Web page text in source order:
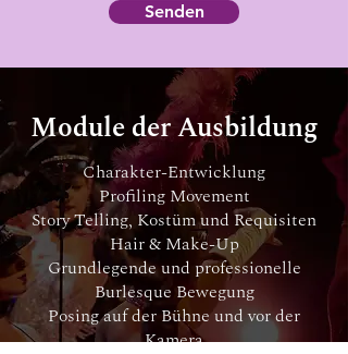
Senden
Module der Ausbildung
Charakter-Entwicklung
Profiling Movement
Story Telling, Kostüm und Requisiten
Hair & Make-Up
Grundlegende und professionelle
Burlesque Bewegung
Posing auf der Bühne und vor der
Kamera